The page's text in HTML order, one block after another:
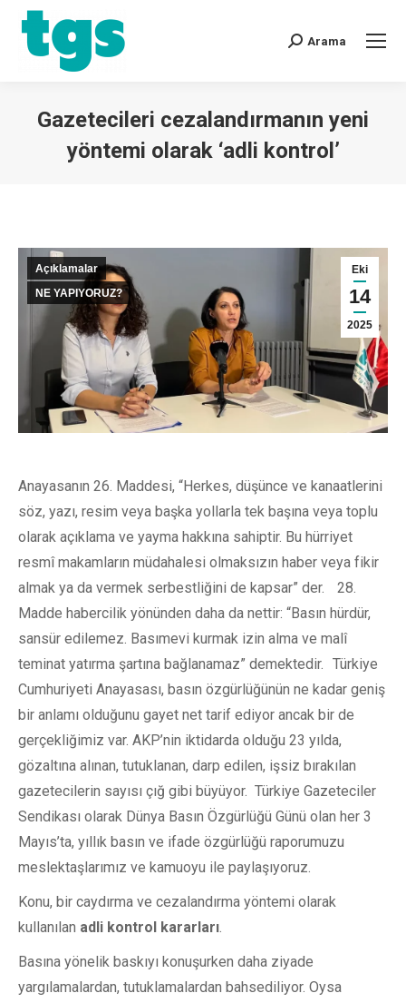
Arama
Gazetecileri cezalandırmanın yeni
yöntemi olarak ‘adli kontrol’
Eki
14
2025
Açıklamalar
NE YAPIYORUZ?
Anayasanın 26. Maddesi, “Herkes, düşünce ve kanaatlerini
söz, yazı, resim veya başka yollarla tek başına veya toplu
olarak açıklama ve yayma hakkına sahiptir. Bu hürriyet
resmî makamların müdahalesi olmaksızın haber veya fikir
almak ya da vermek serbestliğini de kapsar” der. 28.
Madde habercilik yönünden daha da nettir: “Basın hürdür,
sansür edilemez. Basımevi kurmak izin alma ve malî
teminat yatırma şartına bağlanamaz” demektedir. Türkiye
Cumhuriyeti Anayasası, basın özgürlüğünün ne kadar geniş
bir anlamı olduğunu gayet net tarif ediyor ancak bir de
gerçekliğimiz var. AKP’nin iktidarda olduğu 23 yılda,
gözaltına alınan, tutuklanan, darp edilen, işsiz bırakılan
gazetecilerin sayısı çığ gibi büyüyor. Türkiye Gazeteciler
Sendikası olarak Dünya Basın Özgürlüğü Günü olan her 3
Mayıs’ta, yıllık basın ve ifade özgürlüğü raporumuzu
meslektaşlarımız ve kamuoyu ile paylaşıyoruz.
Konu, bir caydırma ve cezalandırma yöntemi olarak
kullanılan adli kontrol kararları.
Basına yönelik baskıyı konuşurken daha ziyade
yargılamalardan, tutuklamalardan bahsediliyor. Oysa